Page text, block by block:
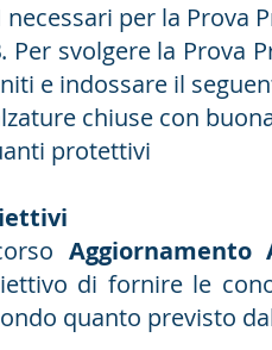
necessari per la Prova
Per svolgere la Prova
e indossare il
chiuse con
protettivi
Aggiornamento
di fornire le
quanto previsto